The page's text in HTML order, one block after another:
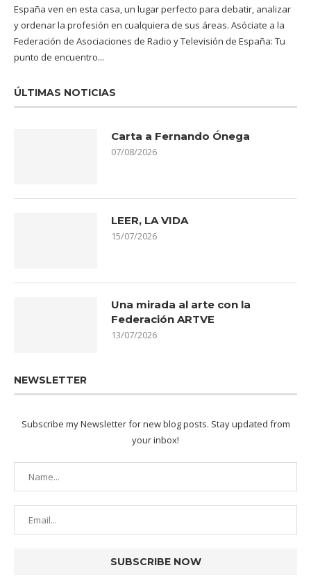
España ven en esta casa, un lugar perfecto para debatir, analizar
y ordenar la profesión en cualquiera de sus áreas. Asóciate a la
Federación de Asociaciones de Radio y Televisión de España: Tu
punto de encuentro...
ÚLTIMAS NOTICIAS
Carta a Fernando Ónega
07/08/2026
LEER, LA VIDA
15/07/2026
Una mirada al arte con la
Federación ARTVE
13/07/2026
NEWSLETTER
Subscribe my Newsletter for new blog posts. Stay updated from
your inbox!